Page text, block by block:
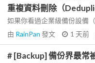
重複資料刪除（
如果你看過企業級備份設備
由 RainPan 發文 1 天前
# [Backup] 備份界最常